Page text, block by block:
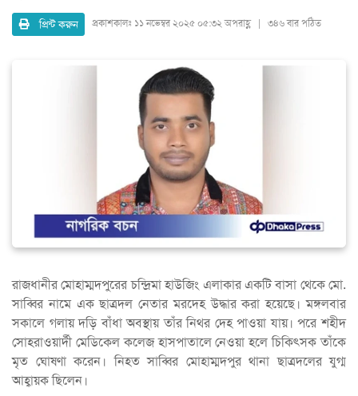
প্রিন্ট করুন প্রকাশকালঃ ১১ নভেম্বর ২০২৫ ০৫:৩২ অপরাহ্ণ | ৩৪৬ বার পঠিত
রাজধানীর মোহাম্মদপুরের চন্দ্রিমা হাউজিং এলাকার একটি বাসা থেকে মো.
সাব্বির নামে এক ছাত্রদল নেতার মরদেহ উদ্ধার করা হয়েছে। মঙ্গলবার
সকালে গলায় দড়ি বাঁধা অবস্থায় তাঁর নিথর দেহ পাওয়া যায়। পরে শহীদ
সোহরাওয়ার্দী মেডিকেল কলেজ হাসপাতালে নেওয়া হলে চিকিৎসক তাঁকে
মৃত ঘোষণা করেন। নিহত সাব্বির মোহাম্মদপুর থানা ছাত্রদলের যুগ্ম
আহ্বায়ক ছিলেন।